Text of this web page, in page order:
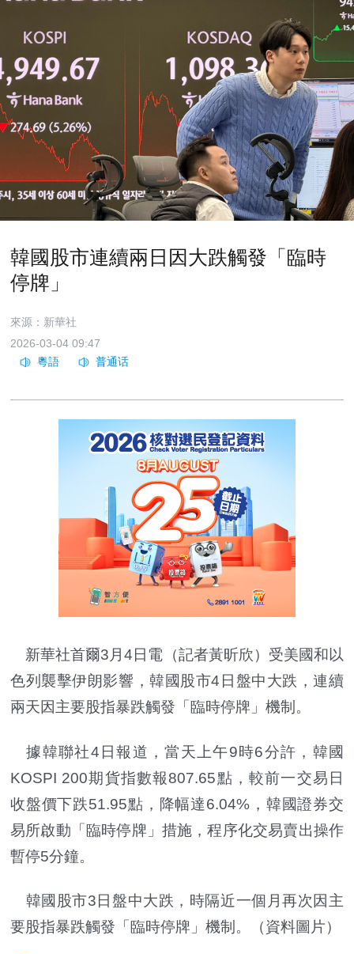
韓國股市連續兩日因大跌觸發「臨時
停牌」
來源：新華社
2026-03-04 09:47
新華社首爾3月4日電（記者黃昕欣）受美國和以
色列襲擊伊朗影響，韓國股市4日盤中大跌，連續
兩天因主要股指暴跌觸發「臨時停牌」機制。
據韓聯社4日報道，當天上午9時6分許，韓國
KOSPI 200期貨指數報807.65點，較前一交易日
收盤價下跌51.95點，降幅達6.04%，韓國證券交
易所啟動「臨時停牌」措施，程序化交易賣出操作
暫停5分鐘。
韓國股市3日盤中大跌，時隔近一個月再次因主
要股指暴跌觸發「臨時停牌」機制。（資料圖片）